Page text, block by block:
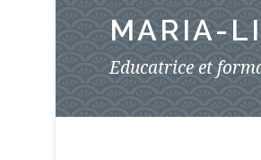
MARIA-
Educatrice et